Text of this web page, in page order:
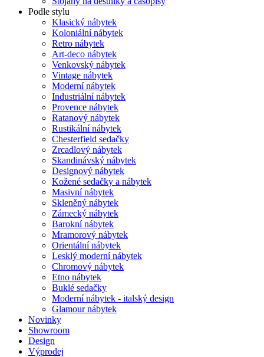
Podle stylu
Klasický nábytek
Koloniální nábytek
Retro nábytek
Art-deco nábytek
Venkovský nábytek
Vintage nábytek
Moderní nábytek
Industriální nábytek
Provence nábytek
Ratanový nábytek
Rustikální nábytek
Chesterfield sedačky
Zrcadlový nábytek
Skandinávský nábytek
Designový nábytek
Kožené sedačky a nábytek
Masivní nábytek
Skleněný nábytek
Zámecký nábytek
Barokní nábytek
Mramorový nábytek
Orientální nábytek
Lesklý moderní nábytek
Chromový nábytek
Etno nábytek
Buklé sedačky
Moderní nábytek - italský design
Glamour nábytek
Novinky
Showroom
Design
Výprodej